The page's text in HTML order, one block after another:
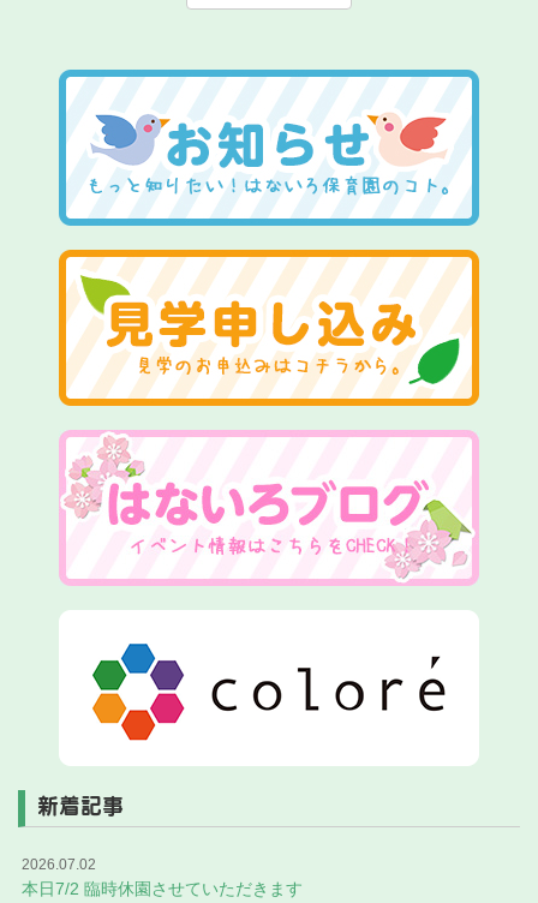
新着記事
2026.07.02
本日7/2 臨時休園させていただきます